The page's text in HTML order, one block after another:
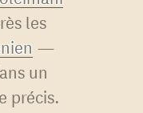
les
—
un
précis.